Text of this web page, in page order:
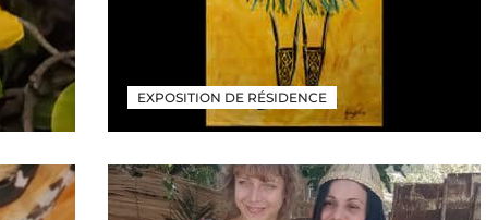
EXPOSITION DE RÉSIDENCE